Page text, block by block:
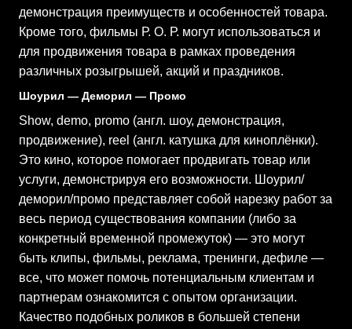
демонстрация преимуществ и особенностей товара.
Кроме того, фильмы Р. О. Р. могут использоваться и
для продвижения товара в рамках проведения
различных розыгрышей, акций и праздников.
Шоурил — Деморил — Промо
Show, demo, promo (англ. шоу, демонстрация,
продвижение), reel (англ. катушка для киноплёнки).
Это кино, которое помогает продвигать товар или
услуги, демонстрируя его возможности. Шоурил/
деморил/промо представляет собой нарезку работ за
весь период существования компании (либо за
конкретный временной промежуток) — это могут
быть клипы, фильмы, реклама, тренинги, дефиле —
все, что может помочь потенциальным клиентам и
партнерам ознакомится с опытом организации.
Качество подобных роликов в большей степени